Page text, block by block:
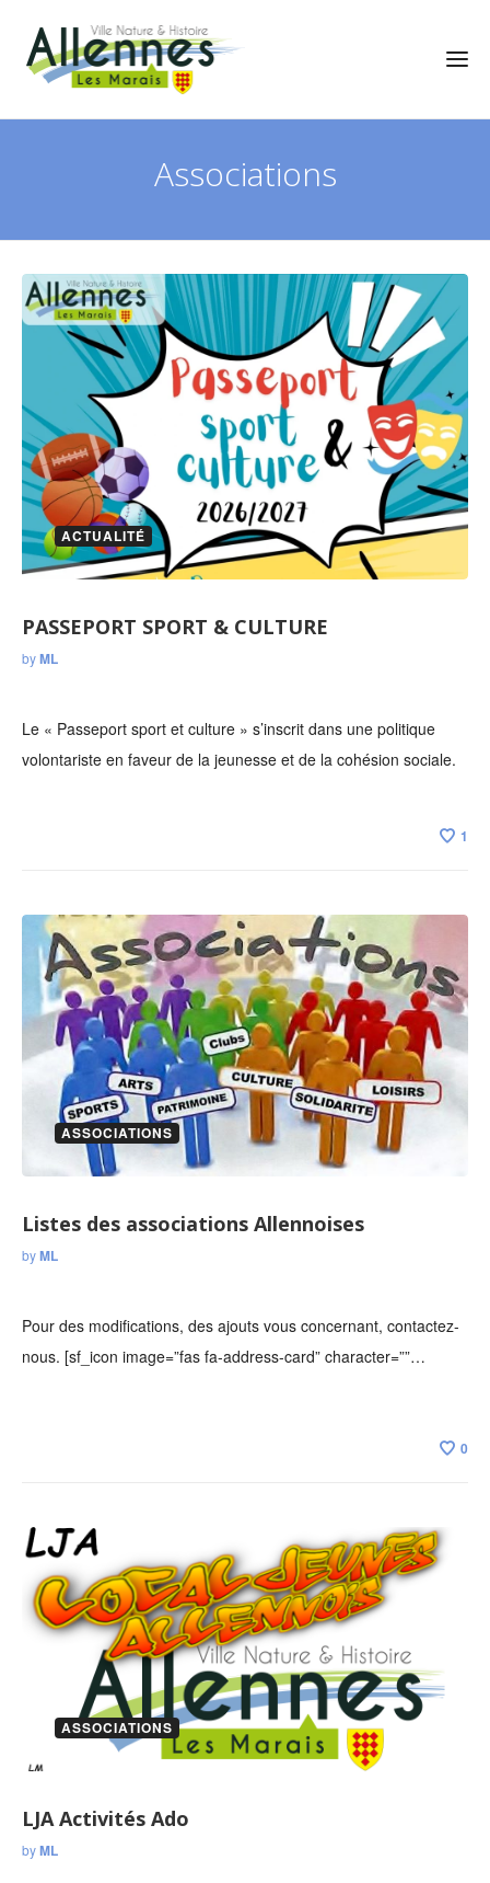
Associations
ACTUALITÉ
PASSEPORT SPORT & CULTURE
byML
Le « Passeport sport et culture » s’inscrit dans une politique
volontariste en faveur de la jeunesse et de la cohésion sociale.
1
ASSOCIATIONS
Listes des associations Allennoises
byML
Pour des modifications, des ajouts vous concernant, contactez-
nous. [sf_icon image=”fas fa-address-card” character=””…
0
ASSOCIATIONS
LJA Activités Ado
byML